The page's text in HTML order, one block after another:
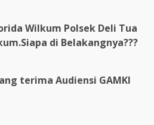
Wilkum Polsek Deli Tua
di Belakangnya???
terima Audiensi GAMKI